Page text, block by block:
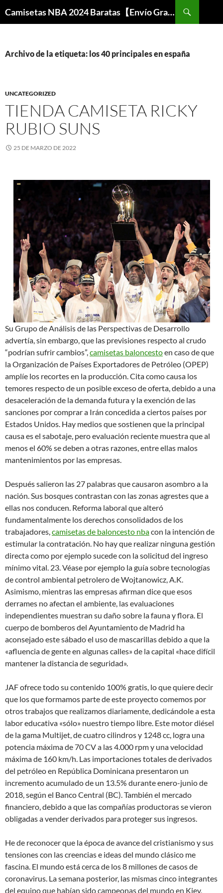
Camisetas NBA 2024 Baratas【Envío Gratis】
Archivo de la etiqueta: los 40 principales en españa
UNCATEGORIZED
TIENDA CAMISETA RICKY
RUBIO SUNS
25 DE MARZO DE 2022
Su Grupo de Análisis de las Perspectivas de Desarrollo
advertía, sin embargo, que las previsiones respecto al crudo
“podrían sufrir cambios”,camisetas baloncestoen caso de que
la Organización de Países Exportadores de Petróleo (OPEP)
amplíe los recortes en la producción. Cita como causa los
temores respecto de un posible exceso de oferta, debido a una
desaceleración de la demanda futura y la exención de las
sanciones por comprar a Irán concedida a ciertos países por
Estados Unidos. Hay medios que sostienen que la principal
causa es el sabotaje, pero evaluación reciente muestra que al
menos el 60% se deben a otras razones, entre ellas malos
mantenimientos por las empresas.
Después salieron las 27 palabras que causaron asombro a la
nación. Sus bosques contrastan con las zonas agrestes que a
ellas nos conducen. Reforma laboral que alteró
fundamentalmente los derechos consolidados de los
trabajadores,camisetas de baloncesto nbacon la intención de
estimular la contratación. No hay que realizar ninguna gestión
directa como por ejemplo sucede con la solicitud del ingreso
mínimo vital. 23. Véase por ejemplo la guía sobre tecnologías
de control ambiental petrolero de Wojtanowicz, A.K.
Asimismo, mientras las empresas afirman dice que esos
derrames no afectan el ambiente, las evaluaciones
independientes muestran su daño sobre la fauna y flora. El
cuerpo de bomberos del Ayuntamiento de Madrid ha
aconsejado este sábado el uso de mascarillas debido a que la
«afluencia de gente en algunas calles» de la capital «hace difícil
mantener la distancia de seguridad».
JAF ofrece todo su contenido 100% gratis, lo que quiere decir
que los que formamos parte de este proyecto comemos por
otros trabajos que realizamos diariamente, dedicándole a esta
labor educativa «sólo» nuestro tiempo libre. Este motor diésel
de la gama Multijet, de cuatro cilindros y 1248 cc, logra una
potencia máxima de 70 CV a las 4.000 rpm y una velocidad
máxima de 160 km/h. Las importaciones totales de derivados
del petróleo en República Dominicana presentaron un
incremento acumulado de un 13.5% durante enero-junio de
2018, según el Banco Central (BC). También el mercado
financiero, debido a que las compañías productoras se vieron
obligadas a vender derivados para proteger sus ingresos.
He de reconocer que la época de avance del cristianismo y sus
tensiones con las creencias e ideas del mundo clásico me
fascina. El mundo está cerca de los 8 millones de casos de
coronavirus. La semana posterior, las mismas cinco integrantes
del equipo que habían sido campeonas del mundo en Kiev,